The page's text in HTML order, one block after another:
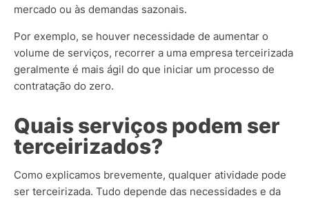
mercado ou às demandas sazonais.
Por exemplo, se houver necessidade de aumentar o
volume de serviços, recorrer a uma empresa terceirizada
geralmente é mais ágil do que iniciar um processo de
contratação do zero.
Quais serviços podem ser
terceirizados?
Como explicamos brevemente, qualquer atividade pode
ser terceirizada. Tudo depende das necessidades e da